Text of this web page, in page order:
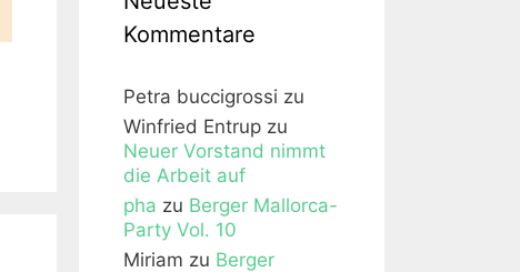
Kommentare
Petra buccigrossi zu
Winfried Entrup zu
Neuer Vorstand nimmt
die Arbeit auf
pha zu Berger Mallorca-
Party Vol. 10
Miriam zu Berger